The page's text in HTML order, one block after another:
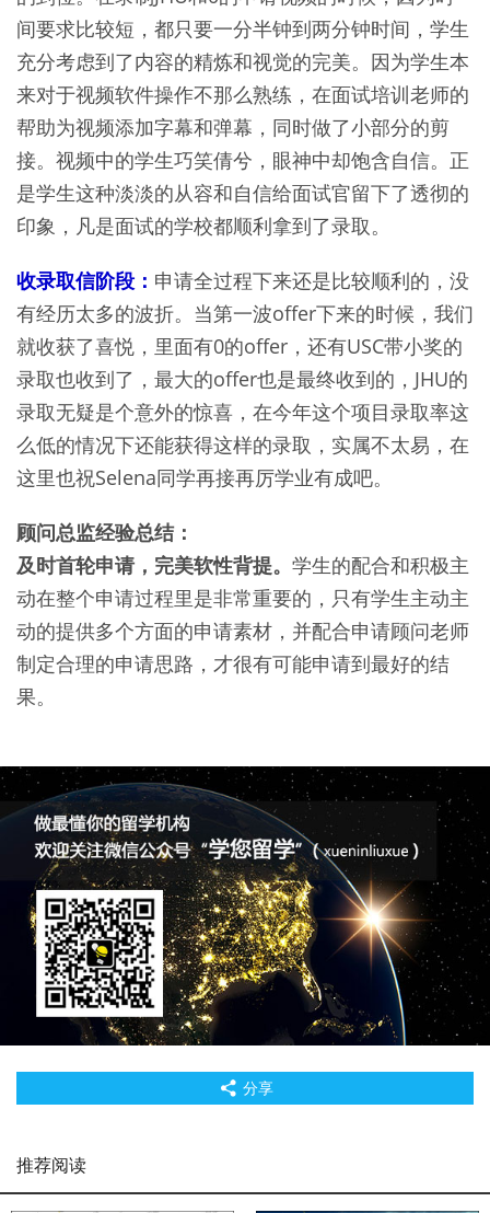
间要求比较短，都只要一分半钟到两分钟时间，学生
充分考虑到了内容的精炼和视觉的完美。因为学生本
来对于视频软件操作不那么熟练，在面试培训老师的
帮助为视频添加字幕和弹幕，同时做了小部分的剪
接。视频中的学生巧笑倩兮，眼神中却饱含自信。正
是学生这种淡淡的从容和自信给面试官留下了透彻的
印象，凡是面试的学校都顺利拿到了录取。
收录取信阶段： 申请全过程下来还是比较顺利的，没
有经历太多的波折。当第一波offer下来的时候，我们
就收获了喜悦，里面有0的offer，还有USC带小奖的
录取也收到了，最大的offer也是最终收到的，JHU的
录取无疑是个意外的惊喜，在今年这个项目录取率这
么低的情况下还能获得这样的录取，实属不太易，在
这里也祝Selena同学再接再厉学业有成吧。
顾问总监经验总结：
及时首轮申请，完美软性背提。 学生的配合和积极主
动在整个申请过程里是非常重要的，只有学生主动主
动的提供多个方面的申请素材，并配合申请顾问老师
制定合理的申请思路，才很有可能申请到最好的结
果。
分享
推荐阅读